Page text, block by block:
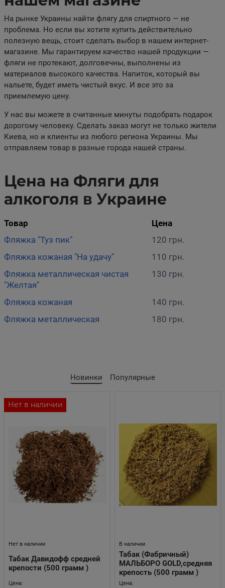
На рынке Украины найти флягу для спиртного — не
проблема. Но если вы хотите купить действительно
полезную вещь, стоит сделать выбор в нашем интернет-
магазине. Мы гарантируем качество нашей продукции —
фляги не протекают, долговечны, выполнены из
материалов высокого качества. Напиток, который вы
нальете, будет иметь чистый вкус. И все это за
приемлемую цену.
У нас вы можете в считанные минуты подобрать подарок
дорогому человеку. Сделать заказ могут не только жители
Киева, но и клиенты из любого региона Украины. Мы
отправляем товар в разные города нашей страны.
Цена на Фляги для
алкоголя в Украине
Товар Цена
Фляжка "Туз пик"
120 грн.
Фляжка кожаная "На удачу"
110 грн.
Фляжка металлическая чистая
"Желтая"
130 грн.
Фляжка кожаная
140 грн.
Фляжка металлическая
180 грн.
Новинки Популярные
Нет в наличии
Нет в наличии
Табак Давидофф средней
крепости (500 грамм )
Цена:
В наличии
Табак (Фабричный)
МАЛЬБОРО GOLD,средняя
крепость (500 грамм )
Цена: